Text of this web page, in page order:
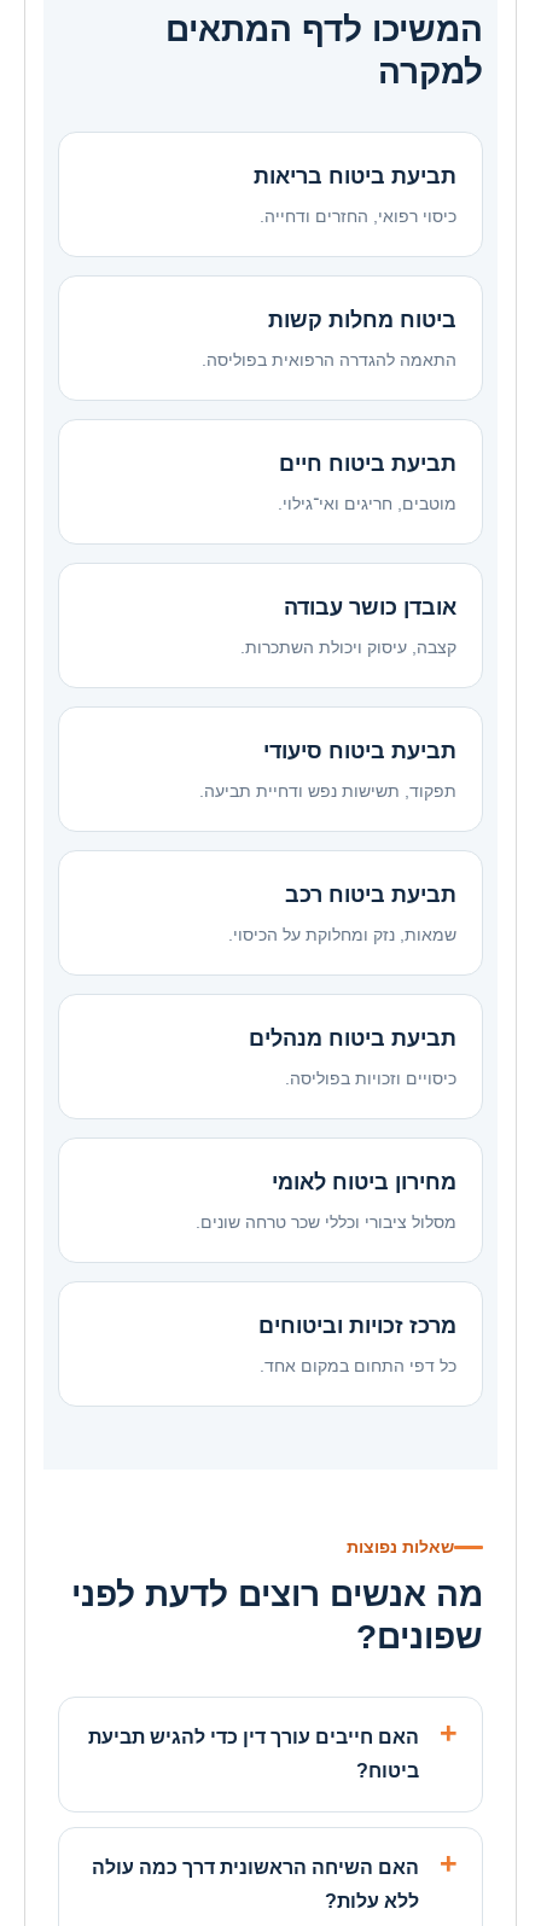
המשיכו לדף המתאים
למקרה
תביעת ביטוח בריאות
כיסוי רפואי, החזרים ודחייה.
ביטוח מחלות קשות
התאמה להגדרה הרפואית בפוליסה.
תביעת ביטוח חיים
מוטבים, חריגים ואי־גילוי.
אובדן כושר עבודה
קצבה, עיסוק ויכולת השתכרות.
תביעת ביטוח סיעודי
תפקוד, תשישות נפש ודחיית תביעה.
תביעת ביטוח רכב
שמאות, נזק ומחלוקת על הכיסוי.
תביעת ביטוח מנהלים
כיסויים וזכויות בפוליסה.
מחירון ביטוח לאומי
מסלול ציבורי וכללי שכר טרחה שונים.
מרכז זכויות וביטוחים
כל דפי התחום במקום אחד.
שאלות נפוצות
מה אנשים רוצים לדעת לפני
שפונים?
האם חייבים עורך דין כדי להגיש תביעת
ביטוח?
האם השיחה הראשונית דרך כמה עולה
ללא עלות?